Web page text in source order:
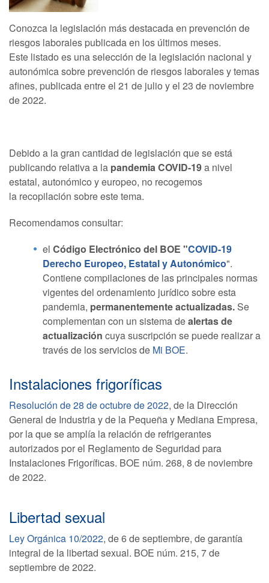
Conozca la legislación más destacada en prevención de
riesgos laborales publicada en los últimos meses.
Este listado es una selección de la legislación nacional y
autonómica sobre prevención de riesgos laborales y temas
afines, publicada entre el 21 de julio y el 23 de noviembre
de 2022.
Debido a la gran cantidad de legislación que se está
publicando relativa a la pandemia COVID-19a nivel
estatal, autonómico y europeo, no recogemos
la recopilación sobre este tema.
Recomendamos consultar:
el Código Electrónico del BOE "COVID-19
Derecho Europeo, Estatal y Autonómico".
Contiene compilaciones de las principales normas
vigentes del ordenamiento jurídico sobre esta
pandemia, permanentemente actualizadas. Se
complementan con un sistema dealertas de
actualización cuya suscripción se puede realizar a
través de los servicios de Mi BOE.
Instalaciones frigoríficas
Resolución de 28 de octubre de 2022, de la Dirección
General de Industria y de la Pequeña y Mediana Empresa,
por la que se amplía la relación de refrigerantes
autorizados por el Reglamento de Seguridad para
Instalaciones Frigoríficas. BOE núm. 268, 8 de noviembre
de 2022.
Libertad sexual
Ley Orgánica 10/2022, de 6 de septiembre, de garantía
integral de la libertad sexual. BOE núm. 215, 7 de
septiembre de 2022.